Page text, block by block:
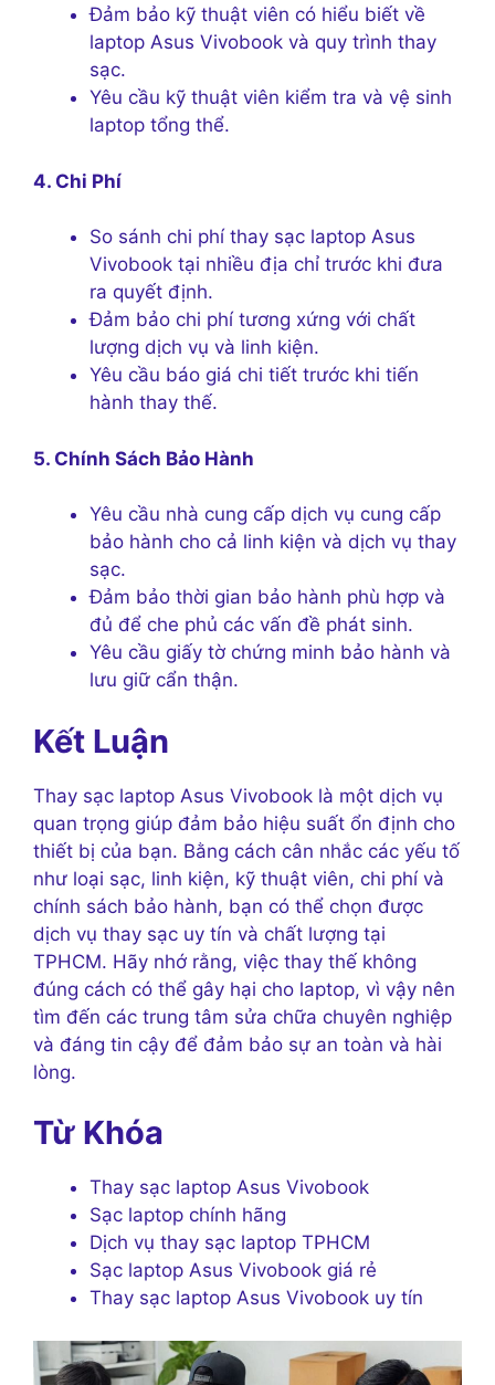
Đảm bảo kỹ thuật viên có hiểu biết về
laptop Asus Vivobook và quy trình thay
sạc.
Yêu cầu kỹ thuật viên kiểm tra và vệ sinh
laptop tổng thể.
4. Chi Phí
So sánh chi phí thay sạc laptop Asus
Vivobook tại nhiều địa chỉ trước khi đưa
ra quyết định.
Đảm bảo chi phí tương xứng với chất
lượng dịch vụ và linh kiện.
Yêu cầu báo giá chi tiết trước khi tiến
hành thay thế.
5. Chính Sách Bảo Hành
Yêu cầu nhà cung cấp dịch vụ cung cấp
bảo hành cho cả linh kiện và dịch vụ thay
sạc.
Đảm bảo thời gian bảo hành phù hợp và
đủ để che phủ các vấn đề phát sinh.
Yêu cầu giấy tờ chứng minh bảo hành và
lưu giữ cẩn thận.
Kết Luận
Thay sạc laptop Asus Vivobook là một dịch vụ
quan trọng giúp đảm bảo hiệu suất ổn định cho
thiết bị của bạn. Bằng cách cân nhắc các yếu tố
như loại sạc, linh kiện, kỹ thuật viên, chi phí và
chính sách bảo hành, bạn có thể chọn được
dịch vụ thay sạc uy tín và chất lượng tại
TPHCM. Hãy nhớ rằng, việc thay thế không
đúng cách có thể gây hại cho laptop, vì vậy nên
tìm đến các trung tâm sửa chữa chuyên nghiệp
và đáng tin cậy để đảm bảo sự an toàn và hài
lòng.
Từ Khóa
Thay sạc laptop Asus Vivobook
Sạc laptop chính hãng
Dịch vụ thay sạc laptop TPHCM
Sạc laptop Asus Vivobook giá rẻ
Thay sạc laptop Asus Vivobook uy tín